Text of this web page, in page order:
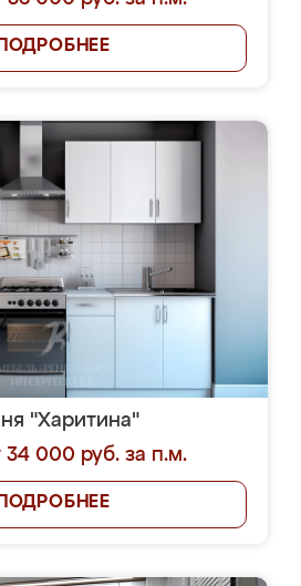
ПОДРОБНЕЕ
"Харитина"
34 000 руб. за п.м.
ПОДРОБНЕЕ